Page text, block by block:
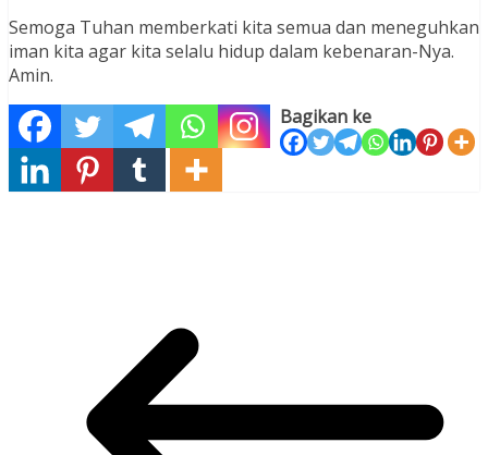
Semoga Tuhan memberkati kita semua dan meneguhkan
iman kita agar kita selalu hidup dalam kebenaran-Nya.
Amin.
Bagikan ke